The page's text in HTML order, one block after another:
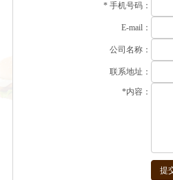
* 手机号码：
E-mail：
公司名称：
联系地址：
*内容：